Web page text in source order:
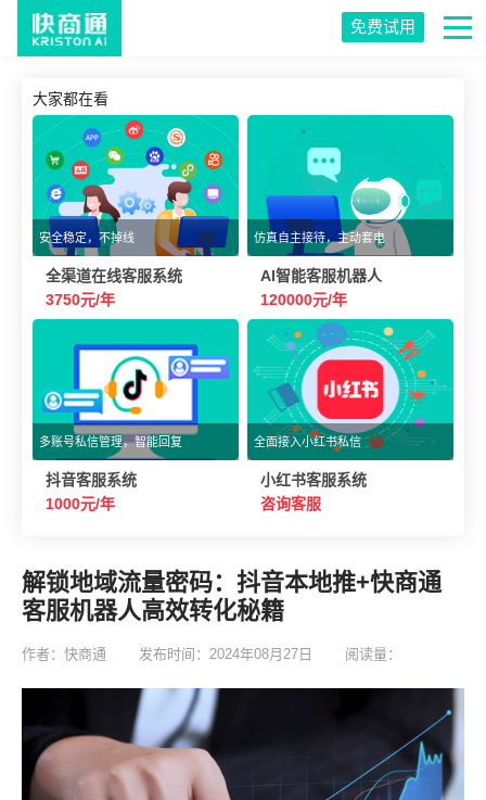
免费试用
大家都在看
安全稳定，不掉线
全渠道在线客服系统
3750元/年
仿真自主接待，主动套电
AI智能客服机器人
120000元/年
多账号私信管理，智能回复
抖音客服系统
1000元/年
全面接入小红书私信
小红书客服系统
咨询客服
解锁地域流量密码：抖音本地推+快商通
客服机器人高效转化秘籍
作者：快商通 发布时间：2024年08月27日 阅读量：